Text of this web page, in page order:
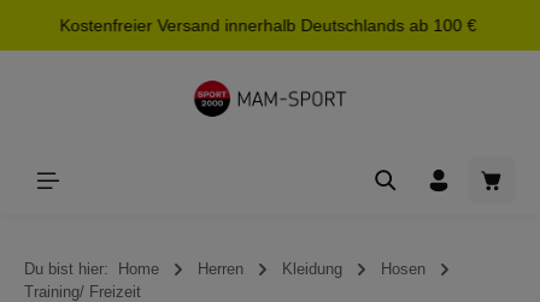
springen
Kostenfreier Versand innerhalb Deutschlands ab 100 €
Du bist hier: Home Herren Kleidung
Hosen
Training/ Freizeit